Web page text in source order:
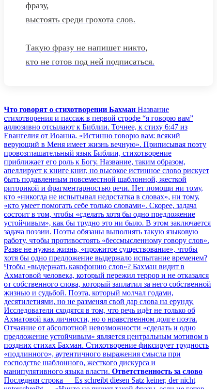
фразу,
выстоять среди грохота слов.
Такую фразу не напишет никто,
кто не готов под ней подписаться.
Что говорят о стихотворении Бахман Название
стихотворения и пассаж в первой строфе “я говорю вам”
аллюзивно отсылают к Библии. Точнее, к стиху 6:47 из
Евангелия от Иоанна. «Истинно говорю вам: всякий
верующий в Меня имеет жизнь вечную». Приписывая поэту
провозглашательный язык Библии, стихотворение
приближает его роль к Богу. Название, таким образом,
апеллирует к книге книг, но высокое истинное слово рискует
быть подавленным повсеместной шаблонной, жесткой
риторикой и фрагментарностью речи. Нет помощи ни тому,
кто «никогда не испытывал недостатка в словах», ни тому,
«кто умеет помогать себе только словами». Скорее, задача
состоит в том, чтобы «сделать хотя бы одно предложение
устойчивым», как бы трудно это ни было. В этом заключается
задача поэзии. Поэты обязаны выполнять такую ​​языковую
работу, чтобы противостоять «бессмысленному говору слов».
Разве не нужна жизнь, «прожитое существование», чтобы
хотя бы одно предложение выдержало испытание временем?
Чтобы «выдержать какофонию слов»? Бахман видит в
Ахматовой человека, который пережил террор и не отказался
от собственного слова, который заплатил за него собственной
жизнью и судьбой. Поэта, который молчал годами,
десятилетиями, но не разменял свой дар слова на ерунду.
Исследователи сходятся в том, что речь идёт не только об
Ахматовой как личности, но о нравственном долге поэта.
Отчаяние от абсолютной невозможности «сделать и одно
предложение устойчивым» является центральным мотивом в
поздних стихах Бахман. Стихотворение фиксирует трудность
«подлинного», аутентичного выражения смысла при
господстве шаблонного, жесткого дискурса и
манипулятивного языка власти. Ответственность за слово
Последняя строка — Es schreibt diesen Satz keiner, der nicht